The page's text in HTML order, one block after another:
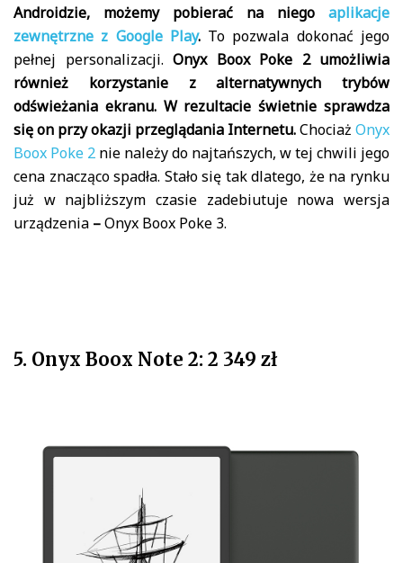
Androidzie, możemy pobierać na niego aplikacje
zewnętrzne z Google Play.To pozwala dokonać jego
pełnej personalizacji. Onyx Boox Poke 2 umożliwia
również korzystanie z alternatywnych trybów
odświeżania ekranu. W rezultacie świetnie sprawdza
się on przy okazji przeglądania Internetu.Chociaż Onyx
Boox Poke 2 nie należy do najtańszych, w tej chwili jego
cena znacząco spadła. Stało się tak dlatego, że na rynku
już w najbliższym czasie zadebiutuje nowa wersja
urządzenia –Onyx Boox Poke 3.
5. Onyx Boox Note 2: 2 349 zł